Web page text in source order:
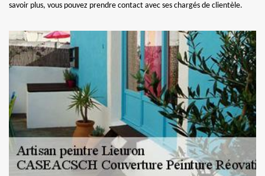
savoir plus, vous pouvez prendre contact avec ses chargés de clientèle.